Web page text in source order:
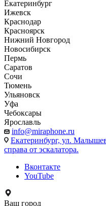
Екатеринбург
Ижевск
Краснодар
Красноярск
Нижний Новгород
Новосибирск
Пермь
Саратов
Сочи
Тюмень
Ульяновск
Уфа
Чебоксары
Ярославль
info@miraphone.ru
Екатеринбург, ул.
справа от эскалатора.
Вконтакте
YouTube
Ваш город